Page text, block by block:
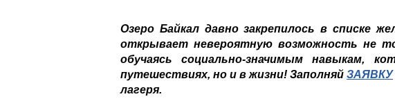
Озеро Байкал давно закрепилось в списке
открывает невероятную возможность не
обучаясь социально-значимым навыкам,
путешествиях, но и в жизни! Заполняй ЗАЯВКУ
лагеря.